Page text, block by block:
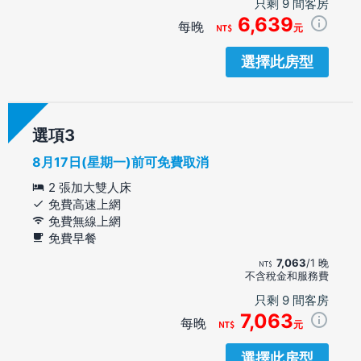
只剩 9 間客房
每晚 6,639元
選擇此房型
選項
8月17日(星期一)前可免費取消
2 張加大雙人床
免費高速上網
免費無線上網
免費早餐
7,063/1 晚
不含稅金和服務費
只剩 9 間客房
每晚 7,063元